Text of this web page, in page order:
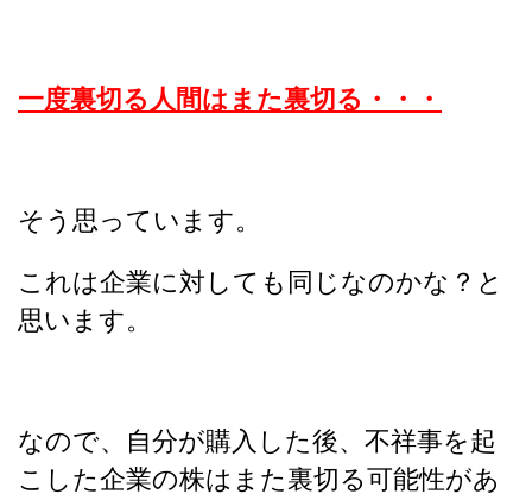
一度裏切る人間はまた裏切る・・・
そう思っています。
これは企業に対しても同じなのかな？と
思います。
なので、自分が購入した後、不祥事を起
こした企業の株はまた裏切る可能性があ